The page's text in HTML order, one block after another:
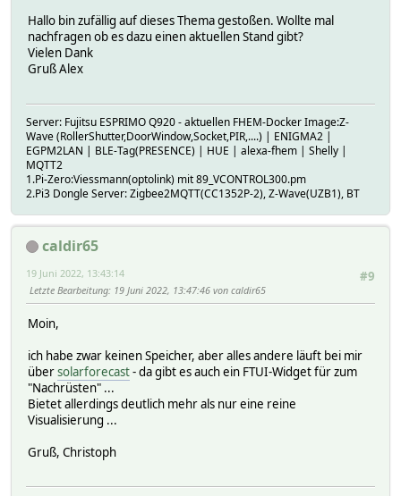
Hallo bin zufällig auf dieses Thema gestoßen. Wollte mal
nachfragen ob es dazu einen aktuellen Stand gibt?
Vielen Dank
Gruß Alex
Server: Fujitsu ESPRIMO Q920 - aktuellen FHEM-Docker Image:Z-
Wave (RollerShutter,DoorWindow,Socket,PIR,....) | ENIGMA2 |
EGPM2LAN | BLE-Tag(PRESENCE) | HUE | alexa-fhem | Shelly |
MQTT2
1.Pi-Zero:Viessmann(optolink) mit 89_VCONTROL300.pm
2.Pi3 Dongle Server: Zigbee2MQTT(CC1352P-2), Z-Wave(UZB1), BT
caldir65
#9
19 Juni 2022, 13:43:14
Letzte Bearbeitung: 19 Juni 2022, 13:47:46 von caldir65
Moin,
ich habe zwar keinen Speicher, aber alles andere läuft bei mir
übersolarforecast- da gibt es auch ein FTUI-Widget für zum
"Nachrüsten" ...
Bietet allerdings deutlich mehr als nur eine reine
Visualisierung ...
Gruß, Christoph